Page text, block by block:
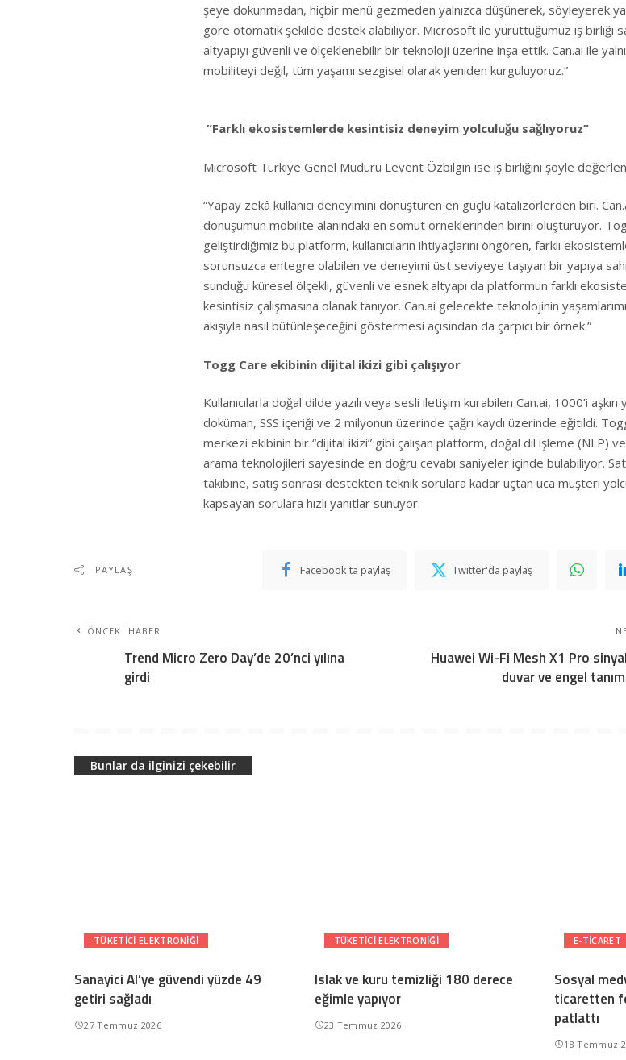
şeye dokunmadan, hiçbir menü gezmeden yalnızca düşünerek, söyleyerek
göre otomatik şekilde destek alabiliyor. Microsoft ile yürüttüğümüz iş birliği
altyapıyı güvenli ve ölçeklenebilir bir teknoloji üzerine inşa ettik. Can.ai ile
mobiliteyi değil, tüm yaşamı sezgisel olarak yeniden kurguluyoruz.”
“Farklı ekosistemlerde kesintisiz deneyim yolculuğu sağlıyoruz”
Microsoft Türkiye Genel Müdürü Levent Özbilgin ise iş birliğini şöyle
“Yapay zekâ kullanıcı deneyimini dönüştüren en güçlü katalizörlerden biri.
dönüşümün mobilite alanındaki en somut örneklerinden birini oluşturuyor.
geliştirdiğimiz bu platform, kullanıcıların ihtiyaçlarını öngören, farklı
sorunsuzca entegre olabilen ve deneyimi üst seviyeye taşıyan bir yapıya
sunduğu küresel ölçekli, güvenli ve esnek altyapı da platformun farklı
kesintisiz çalışmasına olanak tanıyor. Can.ai gelecekte teknolojinin
akışıyla nasıl bütünleşeceğini göstermesi açısından da çarpıcı bir örnek.”
Togg Care ekibinin dijital ikizi gibi çalışıyor
Kullanıcılarla doğal dilde yazılı veya sesli iletişim kurabilen Can.ai, 1000’i aşkın
doküman, SSS içeriği ve 2 milyonun üzerinde çağrı kaydı üzerinde eğitildi.
merkezi ekibinin bir “dijital ikizi” gibi çalışan platform, doğal dil işleme (NLP)
arama teknolojileri sayesinde en doğru cevabı saniyeler içinde bulabiliyor.
takibine, satış sonrası destekten teknik sorulara kadar uçtan uca müşteri
kapsayan sorulara hızlı yanıtlar sunuyor.
PAYLAŞ Facebook'ta paylaş Twitter'da paylaş
ÖNCEKI HABER
Trend Micro Zero Day’de 20’nci yılına
girdi
Huawei Wi-Fi Mesh X1 Pro
duvar ve engel
Bunlar da ilginizi çekebilir
TÜKETICI ELEKTRONIĞI
Sanayici AI’ye güvendi yüzde 49
getiri sağladı
27 Temmuz 2026
TÜKETICI ELEKTRONIĞI
Islak ve kuru temizliği 180 derece
eğimle yapıyor
23 Temmuz 2026
E-TICARET
Sosyal
ticaretten
patlattı
18 Temmuz